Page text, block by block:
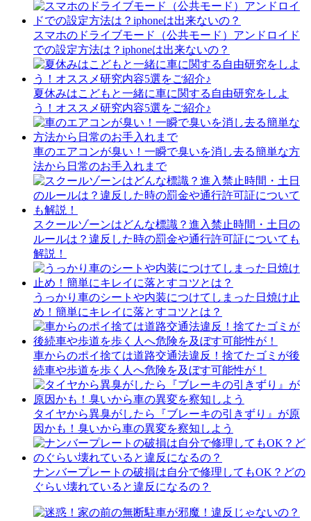
スマホのドライブモード（公共モード）アンドロイド
での設定方法は？iphoneは出来ないの？
夏休みはこどもと一緒に車に関する自由研究をしよ
う！オススメ研究内容5選をご紹介♪
車のエアコンが臭い！一瞬で臭いを消し去る簡単な方
法から日常のお手入れまで
スクールゾーンはどんな標識？進入禁止時間・土日の
ルールは？違反した時の罰金や通行許可証についても
解説！
うっかり車のシートや内装につけてしまった日焼け止
め！簡単にキレイに落とすコツとは？
車からのポイ捨ては道路交通法違反！捨てたゴミが後
続車や歩道を歩く人へ危険を及ぼす可能性が！
タイヤから異臭がしたら『ブレーキの引きずり』が原
因かも！臭いから車の異変を察知しよう
ナンバープレートの破損は自分で修理してもOK？どの
ぐらい壊れていると違反になるの？